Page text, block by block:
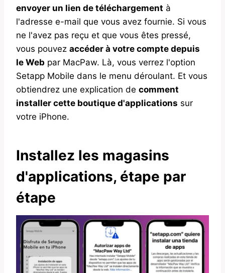
envoyer un lien de téléchargement à
l'adresse e-mail que vous avez fournie. Si vous
ne l'avez pas reçu et que vous êtes pressé,
vous pouvez accéder à votre compte depuis
le Web par MacPaw. Là, vous verrez l'option
Setapp Mobile dans le menu déroulant. Et vous
obtiendrez une explication de comment
installer cette boutique d'applications sur
votre iPhone.
Installez les magasins
d'applications, étape par
étape